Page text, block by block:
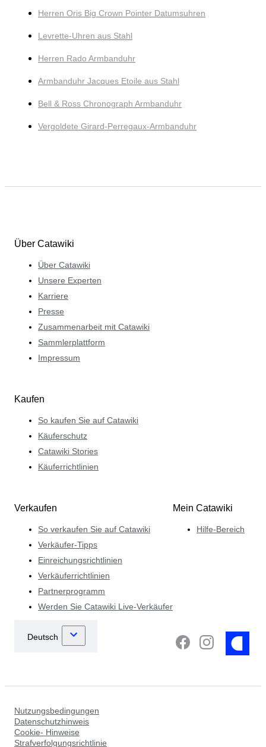
Herren Oris Big Crown Pointer Datumsuhren
Levrette-Uhren aus Stahl
Herren Rado Armbanduhr
Armbanduhr Jacques Etoile aus Stahl
Bell & Ross Chronograph Armbanduhr
Vergoldete Girard-Perregaux-Armbanduhr
Über Catawiki
Über Catawiki
Unsere Experten
Karriere
Presse
Zusammenarbeit mit Catawiki
Sammlerplattform
Impressum
Kaufen
So kaufen Sie auf Catawiki
Käuferschutz
Catawiki Stories
Käuferrichtlinien
Verkaufen
So verkaufen Sie auf Catawiki
Verkäufer-Tipps
Einreichungsrichtlinien
Verkäuferrichtlinien
Partnerprogramm
Werden Sie Catawiki Live-Verkäufer
Mein Catawiki
Hilfe-Bereich
Nutzungsbedingungen
Datenschutzhinweis
Cookie- Hinweise
Strafverfolgungsrichtlinie